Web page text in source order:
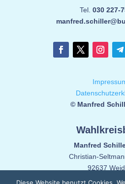
Tel.030 227-
© Manfred
Manfred
Christian-
92637